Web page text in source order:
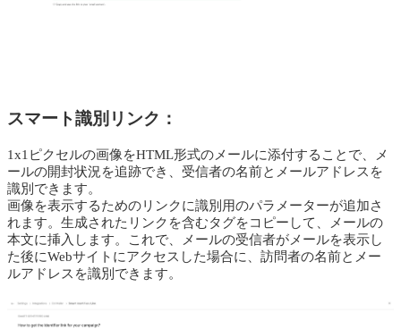
スマート識別リンク：
1x1ピクセルの画像をHTML形式のメールに添付することで、メ
ールの開封状況を追跡でき、受信者の名前とメールアドレスを
識別できます。
画像を表示するためのリンクに識別用のパラメーターが追加さ
れます。生成されたリンクを含むタグをコピーして、メールの
本文に挿入します。これで、メールの受信者がメールを表示し
た後にWebサイトにアクセスした場合に、訪問者の名前とメー
ルアドレスを識別できます。